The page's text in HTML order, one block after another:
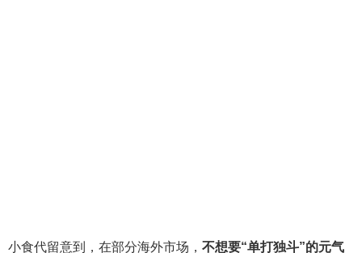
小食代留意到，在部分海外市场， 不想要“单打独斗”的元气